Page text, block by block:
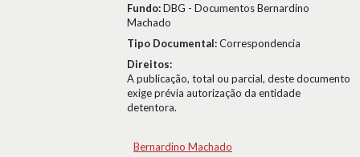
Fundo:DBG - Documentos Bernardino
Machado
Tipo Documental:Correspondencia
Direitos:
A publicação, total ou parcial, deste documento
exige prévia autorização da entidade
detentora.
Bernardino Machado